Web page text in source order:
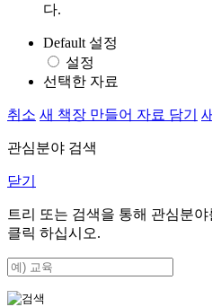
다.
Default 설정
설정
선택한 자료
취소 새 책장 만들어 자료 담기
관심분야 검색
닫기
트리 또는 검색을 통해 관심분
클릭 하십시오.